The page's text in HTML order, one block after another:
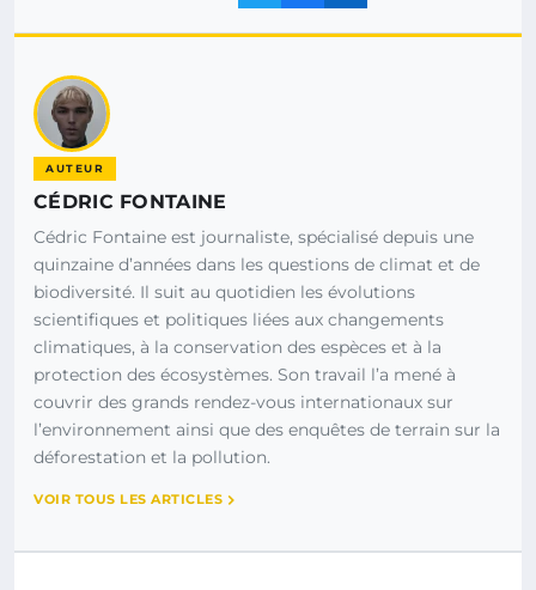
AUTEUR
CÉDRIC FONTAINE
Cédric Fontaine est journaliste, spécialisé depuis une
quinzaine d’années dans les questions de climat et de
biodiversité. Il suit au quotidien les évolutions
scientifiques et politiques liées aux changements
climatiques, à la conservation des espèces et à la
protection des écosystèmes. Son travail l’a mené à
couvrir des grands rendez-vous internationaux sur
l’environnement ainsi que des enquêtes de terrain sur la
déforestation et la pollution.
VOIR TOUS LES ARTICLES